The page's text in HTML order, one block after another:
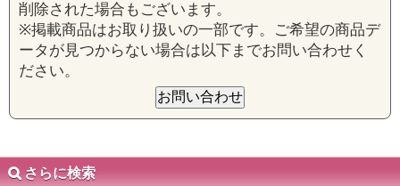
削除された場合もございます。
※掲載商品はお取り扱いの一部です。ご希望の商品デ
ータが見つからない場合は以下までお問い合わせく
ださい。
さらに検索